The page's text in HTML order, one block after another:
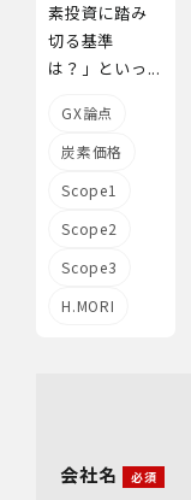
素投資に踏み
切る基準
は？」といっ...
GX論点
炭素価格
Scope1
Scope2
Scope3
H.MORI
会社名